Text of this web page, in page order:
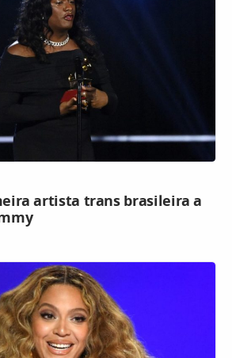
artista trans brasileira a